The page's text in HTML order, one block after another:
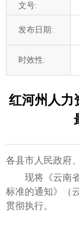
文号:
发布日期:
时效性:
红河州人力
各县市人民政府
现将《云南省
标准的通知》（
贯彻执行。